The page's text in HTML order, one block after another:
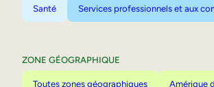
Santé Services professionnels et aux
ZONE GÉOGRAPHIQUE
Toutes zones géographiques Amérique